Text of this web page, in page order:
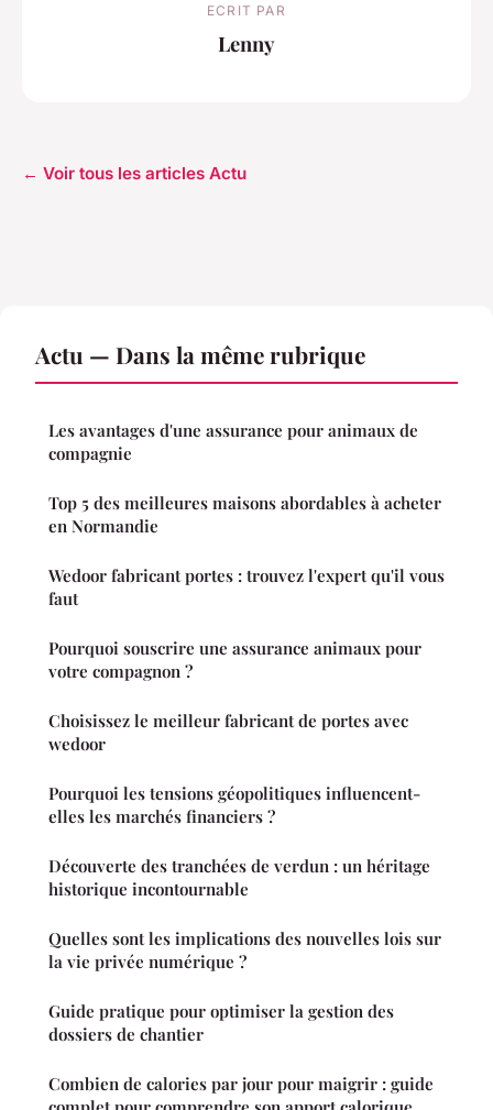
ECRIT PAR
Lenny
← Voir tous les articles Actu
Actu — Dans la même rubrique
Les avantages d'une assurance pour animaux de
compagnie
Top 5 des meilleures maisons abordables à acheter
en Normandie
Wedoor fabricant portes : trouvez l'expert qu'il vous
faut
Pourquoi souscrire une assurance animaux pour
votre compagnon ?
Choisissez le meilleur fabricant de portes avec
wedoor
Pourquoi les tensions géopolitiques influencent-
elles les marchés financiers ?
Découverte des tranchées de verdun : un héritage
historique incontournable
Quelles sont les implications des nouvelles lois sur
la vie privée numérique ?
Guide pratique pour optimiser la gestion des
dossiers de chantier
Combien de calories par jour pour maigrir : guide